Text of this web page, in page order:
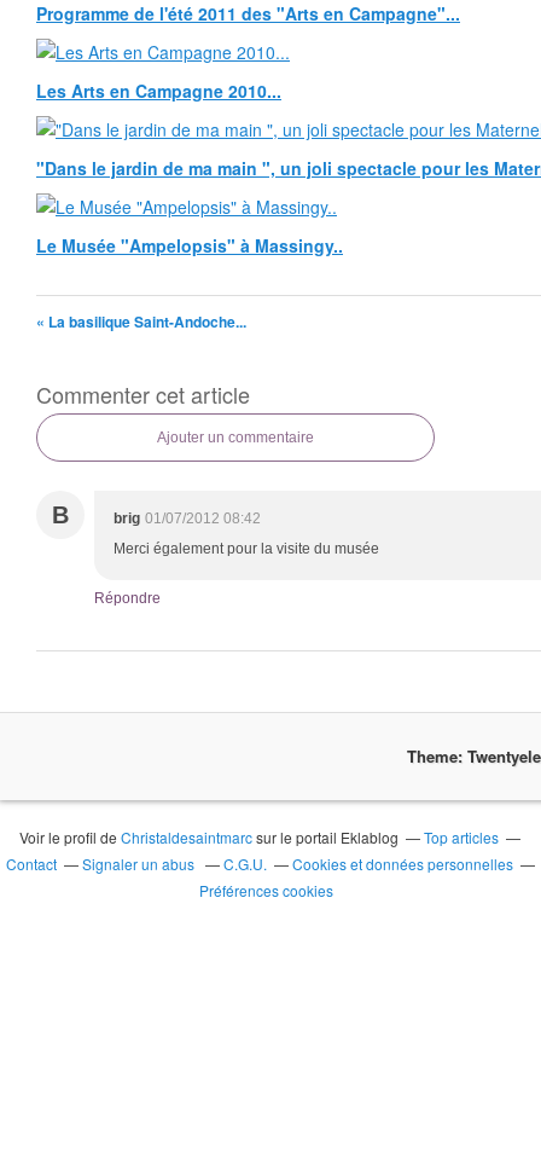
Programme de l'été 2011 des "Arts en Campagne"...
Les Arts en Campagne 2010...
"Dans le jardin de ma main ", un joli spectacle pour les
Le Musée "Ampelopsis" à Massingy..
« La basilique Saint-Andoche...
Commenter cet article
Ajouter un commentaire
B brig 01/07/2012 08:42
Merci également pour la visite du musée
Répondre
Theme:
Voir le profil deChristaldesaintmarcsur le portail Eklablog
Top articles
Contact
Signaler un abus C.G.U.
Cookies et données personnelles
Préférences cookies